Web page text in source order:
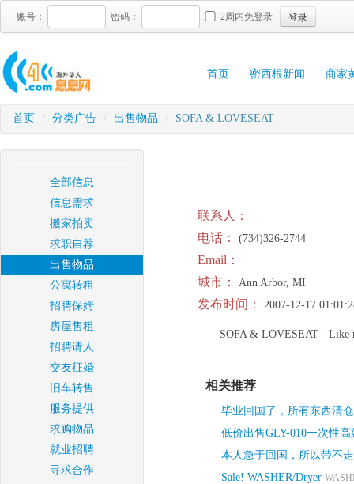
账号： 密码： 2周内免登录 登录
首页 密西根新闻 商家
首页 / 分类广告 / 出售物品 / SOFA & LOVESEAT
全部信息
信息需求
搬家拍卖
求职自荐
出售物品
公寓转租
招聘保姆
房屋售租
招聘请人
交友征婚
旧车转售
服务提供
求购物品
就业招聘
寻求合作
联系人：
电话：
(734)326-2744
Email：
城市：
Ann Arbor, MI
发布时间： 2007-12-17
SOFA & LOVESEAT - Like
相关推荐
毕业回国了，所有东西清
低价出售GLY-010一次性
本人急于回国，所以带不
Sale! WASHER/Dryer